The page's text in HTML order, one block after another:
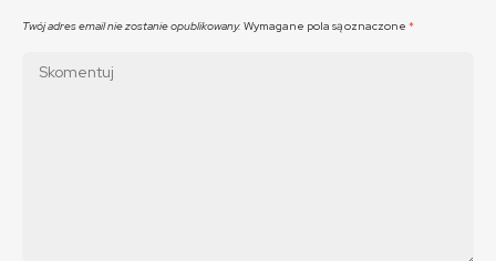
Twój adres email nie zostanie opublikowany. Wymagane pola są oznaczone *